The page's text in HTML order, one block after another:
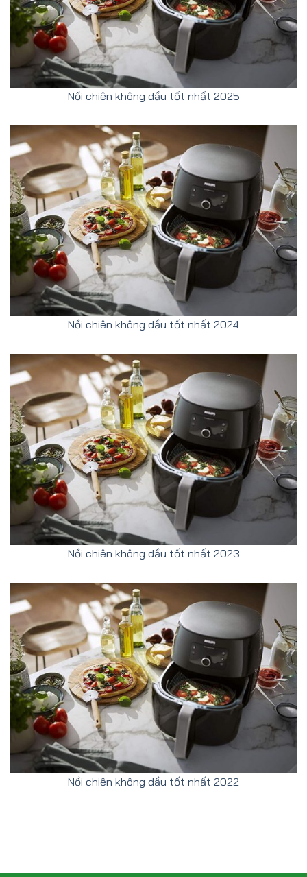
Nồi chiên không dầu tốt nhất 2025
Nồi chiên không dầu tốt nhất 2024
Nồi chiên không dầu tốt nhất 2023
Nồi chiên không dầu tốt nhất 2022